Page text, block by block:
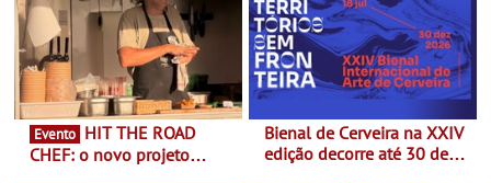
Evento
CHEF: o novo projeto
Bienal de Cerveira na XXIV
edição decorre até 30 de